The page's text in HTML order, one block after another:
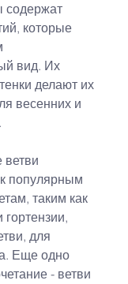
которые
вид. Их
делают их
весенних и
ветви
популярным
таким как
для
Еще одно
- ветви